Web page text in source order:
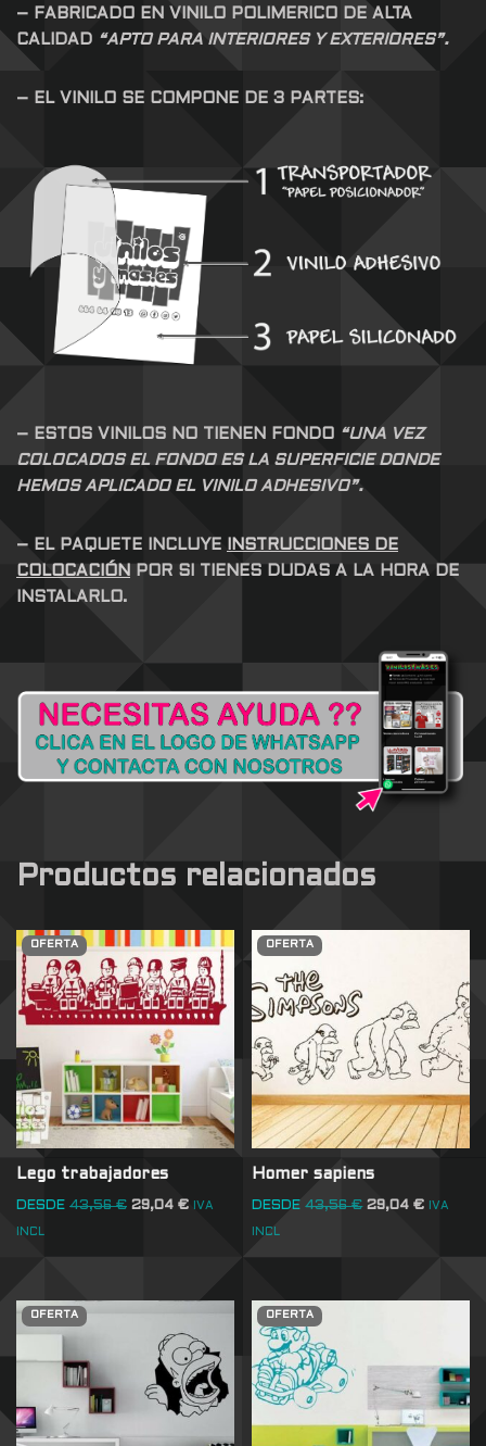
– FABRICADO EN VINILO POLIMERICO DE ALTA
CALIDAD “APTO PARA INTERIORES Y EXTERIORES”.
– EL VINILO SE COMPONE DE 3 PARTES:
– ESTOS VINILOS NO TIENEN FONDO “UNA VEZ
COLOCADOS EL FONDO ES LA SUPERFICIE DONDE
HEMOS APLICADO EL VINILO ADHESIVO”.
– EL PAQUETE INCLUYE
INSTRUCCIONES DE
COLOCACIÓN
POR SI TIENES DUDAS A LA HORA DE
INSTALARLO.
Productos relacionados
OFERTA
Lego trabajadores
DESDE 43,56€ 29,04 € IVA
INCL
OFERTA
Homer sapiens
DESDE 43,56€ 29,04€ IVA
INCL
OFERTA OFERTA